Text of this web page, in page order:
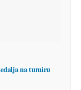
na turniru